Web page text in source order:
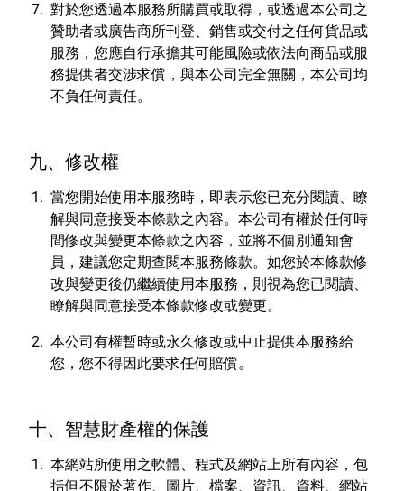
對於您透過本服務所購買或取得，或透過本公司之
贊助者或廣告商所刊登、銷售或交付之任何貨品或
服務，您應自行承擔其可能風險或依法向商品或服
務提供者交涉求償，與本公司完全無關，本公司均
不負任何責任。
九、修改權
當您開始使用本服務時，即表示您已充分閱讀、瞭
解與同意接受本條款之內容。本公司有權於任何時
間修改與變更本條款之內容，並將不個別通知會
員，建議您定期查閱本服務條款。如您於本條款修
改與變更後仍繼續使用本服務，則視為您已閱讀、
瞭解與同意接受本條款修改或變更。
本公司有權暫時或永久修改或中止提供本服務給
您，您不得因此要求任何賠償。
十、智慧財產權的保護
本網站所使用之軟體、程式及網站上所有內容，包
括但不限於著作、圖片、檔案、資訊、資料、網站